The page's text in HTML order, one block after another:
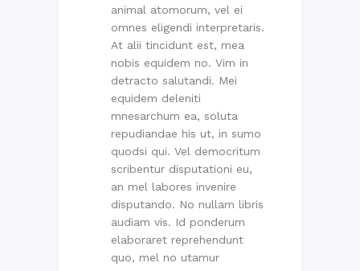
animal atomorum, vel ei
omnes eligendi interpretaris.
At alii tincidunt est, mea
nobis equidem no. Vim in
detracto salutandi. Mei
equidem deleniti
mnesarchum ea, soluta
repudiandae his ut, in sumo
quodsi qui. Vel democritum
scribentur disputationi eu,
an mel labores invenire
disputando. No nullam libris
audiam vis. Id ponderum
elaboraret reprehendunt
quo, mel no utamur